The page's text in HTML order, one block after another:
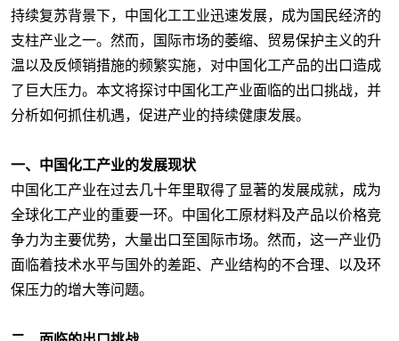
持续复苏背景下，中国化工工业迅速发展，成为国民经济的
支柱产业之一。然而，国际市场的萎缩、贸易保护主义的升
温以及反倾销措施的频繁实施，对中国化工产品的出口造成
了巨大压力。本文将探讨中国化工产业面临的出口挑战，并
分析如何抓住机遇，促进产业的持续健康发展。
一、中国化工产业的发展现状
中国化工产业在过去几十年里取得了显著的发展成就，成为
全球化工产业的重要一环。中国化工原材料及产品以价格竞
争力为主要优势，大量出口至国际市场。然而，这一产业仍
面临着技术水平与国外的差距、产业结构的不合理、以及环
保压力的增大等问题。